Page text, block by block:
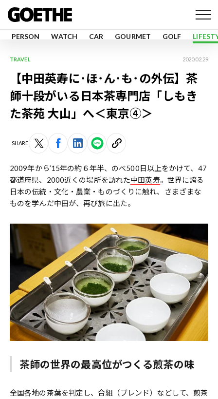
PERSON WATCH CAR GOURMET GOLF
TRAVEL 2020.02.29
【中田英寿に･ほ･ん･も･の外伝】茶
師十段がいる日本茶専門店「しもき
た茶苑 大山」へ＜東京④＞
SHARE
2009年から’15年の約６年半、のべ500日以上をかけて、47
都道府県、2000近くの場所を訪れた中田英寿。世界に誇る
日本の伝統・文化・農業・ものづくりに触れ、さまざまな
ものを学んだ中田が、再び旅に出た。
茶師の世界の最高位がつくる煎茶の味
全国各地の茶葉を判定し、合組（ブレンド）などして、煎茶